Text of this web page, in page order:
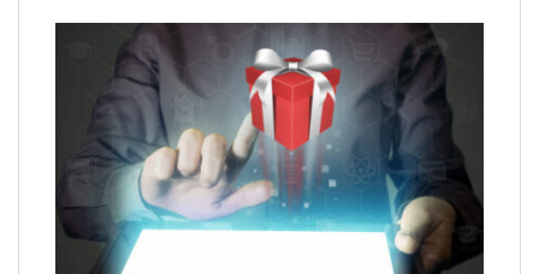
Gestoría Online reduce a unas horas el alta de autónomo